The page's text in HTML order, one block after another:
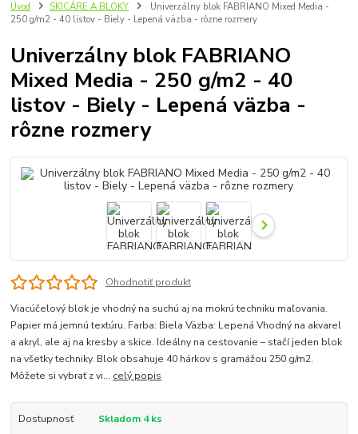
Úvod SKICÁRE A BLOKY
Univerzálny blok FABRIANO Mixed Media -
250 g/m2 - 40 listov - Biely - Lepená väzba - rôzne rozmery
Univerzálny blok FABRIANO
Mixed Media - 250 g/m2 - 40
listov - Biely - Lepená väzba -
rôzne rozmery
Ohodnotiť produkt
Viacúčelový blok je vhodný na suchú aj na mokrú techniku maľovania.
Papier má jemnú textúru. Farba: Biela Väzba: Lepená Vhodný na akvarel
a akryl, ale aj na kresby a skice. Ideálny na cestovanie – stačí jeden blok
na všetky techniky. Blok obsahuje 40 hárkov s gramážou 250 g/m2.
Môžete si vybrať z vi... celý popis
Dostupnosť
Skladom 4 ks